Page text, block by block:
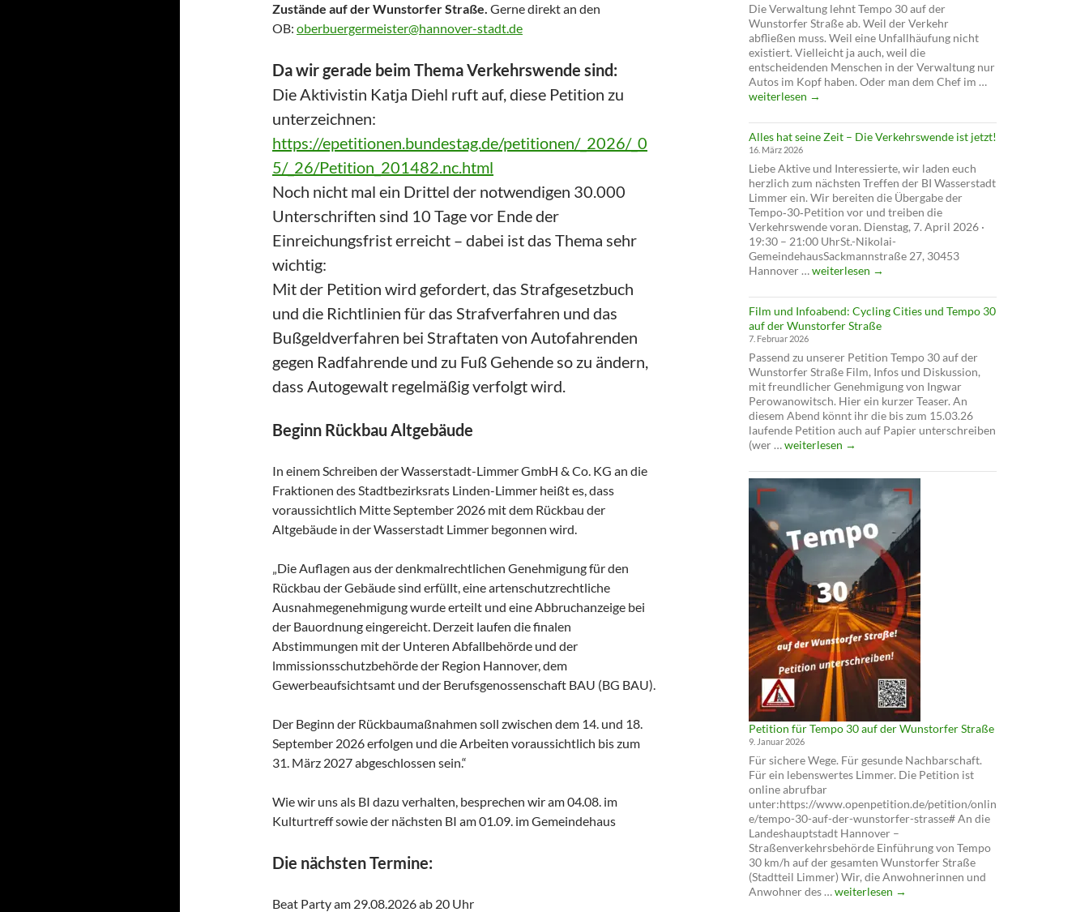
Zustände auf der Wunstorfer Straße. Gerne direkt an den
OB: oberbuergermeister@hannover-stadt.de
Da wir gerade beim Thema Verkehrswende sind:
Die Aktivistin Katja Diehl ruft auf, diese Petition zu
unterzeichnen:
https://epetitionen.bundestag.de/petitionen/_2026/_0
5/_26/Petition_201482.nc.html
Noch nicht mal ein Drittel der notwendigen 30.000
Unterschriften sind 10 Tage vor Ende der
Einreichungsfrist erreicht – dabei ist das Thema sehr
wichtig:
Mit der Petition wird gefordert, das Strafgesetzbuch
und die Richtlinien für das Strafverfahren und das
Bußgeldverfahren bei Straftaten von Autofahrenden
gegen Radfahrende und zu Fuß Gehende so zu ändern,
dass Autogewalt regelmäßig verfolgt wird.
Beginn Rückbau Altgebäude
In einem Schreiben der Wasserstadt-Limmer GmbH & Co. KG an die
Fraktionen des Stadtbezirksrats Linden-Limmer heißt es, dass
voraussichtlich Mitte September 2026 mit dem Rückbau der
Altgebäude in der Wasserstadt Limmer begonnen wird.
„Die Auflagen aus der denkmalrechtlichen Genehmigung für den
Rückbau der Gebäude sind erfüllt, eine artenschutzrechtliche
Ausnahmegenehmigung wurde erteilt und eine Abbruchanzeige bei
der Bauordnung eingereicht. Derzeit laufen die finalen
Abstimmungen mit der Unteren Abfallbehörde und der
lmmissionsschutzbehörde der Region Hannover, dem
Gewerbeaufsichtsamt und der Berufsgenossenschaft BAU (BG BAU).
Der Beginn der Rückbaumaßnahmen soll zwischen dem 14. und 18.
September 2026 erfolgen und die Arbeiten voraussichtlich bis zum
31. März 2027 abgeschlossen sein.“
Wie wir uns als BI dazu verhalten, besprechen wir am 04.08. im
Kulturtreff sowie der nächsten BI am 01.09. im Gemeindehaus
Die nächsten Termine:
Beat Party am 29.08.2026 ab 20 Uhr
Die Verwaltung lehnt Tempo 30 auf der
Wunstorfer Straße ab. Weil der Verkehr
abfließen muss. Weil eine Unfallhäufung nicht
existiert. Vielleicht ja auch, weil die
entscheidenden Menschen in der Verwaltung nur
Autos im Kopf haben. Oder man dem Chef im …
30
abgelehnt
die
weiterlesen →
Alles hat seine Zeit – Die Verkehrswende ist jetzt!
16. März 2026
Liebe Aktive und Interessierte, wir laden euch
herzlich zum nächsten Treffen der BI Wasserstadt
Limmer ein. Wir bereiten die Übergabe der
Tempo‑30‑Petition vor und treiben die
Verkehrswende voran. Dienstag, 7. April 2026 ·
19:30 – 21:00 UhrSt.-Nikolai-
GemeindehausSackmannstraße 27, 30453
Hannover …Alles
seine
Zeit
–
Verkehrswende
ist
jetzt!
weiterlesen →
Film und Infoabend: Cycling Cities und Tempo 30
auf der Wunstorfer Straße
7. Februar 2026
Passend zu unserer Petition Tempo 30 auf der
Wunstorfer Straße Film, Infos und Diskussion,
mit freundlicher Genehmigung von Ingwar
Perowanowitsch. Hier ein kurzer Teaser. An
diesem Abend könnt ihr die bis zum 15.03.26
laufende Petition auch auf Papier unterschreiben
(wer …Film
Infoabend:
Cycling
Tempo
30
auf
der
Wunstorfer
Straße
weiterlesen →
Petition für Tempo 30 auf der Wunstorfer Straße
9. Januar 2026
Für sichere Wege. Für gesunde Nachbarschaft.
Für ein lebenswertes Limmer. Die Petition ist
online abrufbar
unter:https://www.openpetition.de/petition/onlin
e/tempo-30-auf-der-wunstorfer-strasse# An die
Landeshauptstadt Hannover –
Straßenverkehrsbehörde Einführung von Tempo
30 km/h auf der gesamten Wunstorfer Straße
(Stadtteil Limmer) Wir, die Anwohnerinnen und
Anwohner des …Petition
weiterlesen →